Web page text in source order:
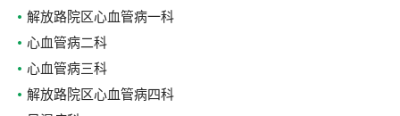
解放路院区心血管病一科
心血管病二科
心血管病三科
解放路院区心血管病四科